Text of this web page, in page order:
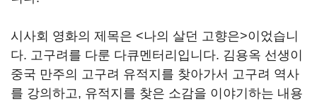
시사회 영화의 제목은 <나의 살던 고향은>이었습니
다. 고구려를 다룬 다큐멘터리입니다. 김용옥 선생이
중국 만주의 고구려 유적지를 찾아가서 고구려 역사
를 강의하고, 유적지를 찾은 소감을 이야기하는 내용